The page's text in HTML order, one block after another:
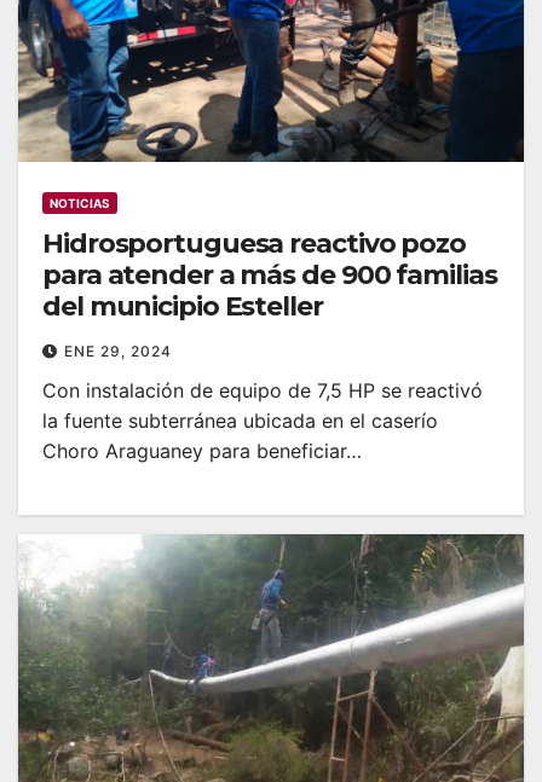
NOTICIAS
Hidrosportuguesa reactivo pozo
para atender a más de 900 familias
del municipio Esteller
ENE 29, 2024
Con instalación de equipo de 7,5 HP se reactivó
la fuente subterránea ubicada en el caserío
Choro Araguaney para beneficiar…